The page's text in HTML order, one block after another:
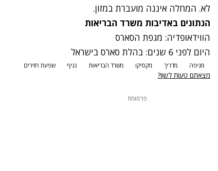
לא. המחלה איננה מועברת במזון.
הנתונים באדיבות משרד הבריאות
הווידאופדיה: מגפת הסארס
היום לפני 6 שנים: בהלת סארס בישראל
מגיפה מדריך מקסיקו משרד הבריאות נגיף שפעת חזירים
מצאתם טעות לשון?
פרסומת